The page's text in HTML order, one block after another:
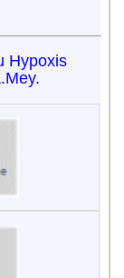
Hypoxis